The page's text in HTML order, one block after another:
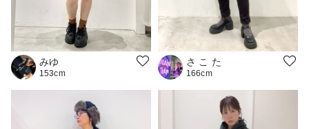
みゆ
153cm
さ こ た
166cm